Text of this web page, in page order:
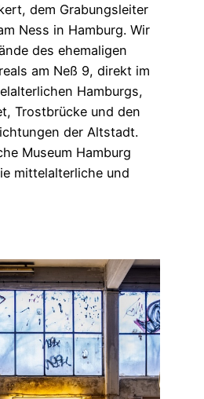
dem Grabungsleiter
Ness in Hamburg. Wir
des ehemaligen
am Neß 9, direkt im
Hamburgs,
Trostbrücke und den
der Altstadt.
Museum Hamburg
mittelalterliche und